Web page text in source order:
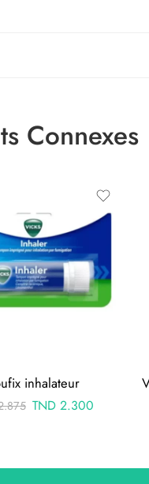
Connexes
inhalateur
TND2.300